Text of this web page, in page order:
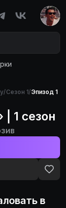
/Сезон 1/Эпизод 1
1 сезон
в